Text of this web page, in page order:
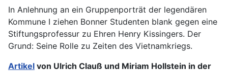
In Anlehnung an ein Gruppenporträt der legendären
Kommune I ziehen Bonner Studenten blank gegen eine
Stiftungsprofessur zu Ehren Henry Kissingers. Der
Grund: Seine Rolle zu Zeiten des Vietnamkriegs.
Artikel von Ulrich Clauß und Miriam Hollstein in der